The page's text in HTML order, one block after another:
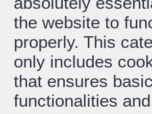
the website to
properly. This
only includes
that ensures basic
functionalities and